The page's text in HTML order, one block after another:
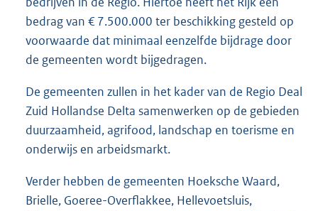
bedrag van € 7.500.000 ter beschikking gesteld op
voorwaarde dat minimaal eenzelfde bijdrage door
de gemeenten wordt bijgedragen.
De gemeenten zullen in het kader van de Regio Deal
Zuid Hollandse Delta samenwerken op de gebieden
duurzaamheid, agrifood, landschap en toerisme en
onderwijs en arbeidsmarkt.
Verder hebben de gemeenten Hoeksche Waard,
Brielle, Goeree-Overflakkee, Hellevoetsluis,